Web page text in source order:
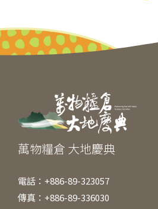
萬物糧倉 大地慶典
電話：+886-89-323057
傳真：+886-89-336030